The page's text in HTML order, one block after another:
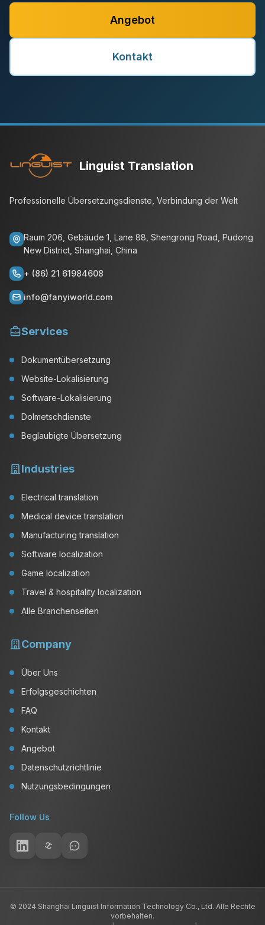
Angebot
Kontakt
Linguist Translation
Professionelle Übersetzungsdienste, Verbindung der Welt
Raum 206, Gebäude 1, Lane 88, Shengrong Road, Pudong
New District, Shanghai, China
+ (86) 21 61984608
info@fanyiworld.com
Services
Dokumentübersetzung
Website-Lokalisierung
Software-Lokalisierung
Dolmetschdienste
Beglaubigte Übersetzung
Industries
Electrical translation
Medical device translation
Manufacturing translation
Software localization
Game localization
Travel & hospitality localization
Alle Branchenseiten
Company
Über Uns
Erfolgsgeschichten
FAQ
Kontakt
Angebot
Datenschutzrichtlinie
Nutzungsbedingungen
Follow Us
© 2024 Shanghai Linguist Information Technology Co., Ltd. Alle Rechte
vorbehalten.